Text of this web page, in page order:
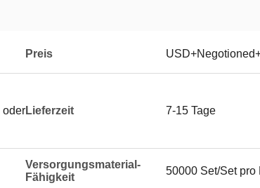
Preis
oderLieferzeit 7-15 Tage
Versorgungsmaterial-
Fähigkeit
50000 Set/Set pro